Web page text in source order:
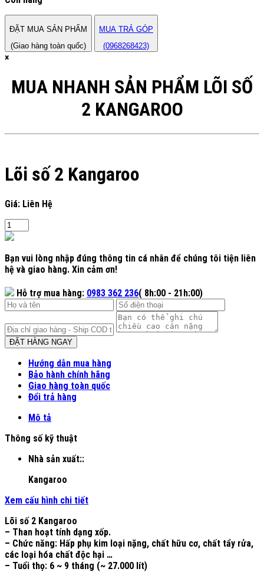
ĐẶT MUA SẢN PHẨM
(Giao hàng toàn quốc)
MUA TRẢ GÓP
(0968268423)
×
MUA NHANH SẢN PHẨM LÕI SỐ
2 KANGAROO
Lõi số 2 Kangaroo
Giá: Liên Hệ
Bạn vui lòng nhập đúng thông tin cá nhân để chúng tôi tiện liên
hệ và giao hàng. Xin cảm ơn!
Hỗ trợ mua hàng: 0983 362 236( 8h:00 - 21h:00)
ĐẶT HÀNG NGAY
Hướng dẫn mua hàng
Bảo hành chính hãng
Giao hàng toàn quốc
Đổi trả hàng
Mô tả
Thông số kỹ thuật
Nhà sản xuất::
Kangaroo
Xem cấu hình chi tiết
Lõi số 2 Kangaroo
– Than hoạt tính dạng xốp.
– Chức năng: Hấp phụ kim loại nặng, chất hữu cơ, chất tẩy rửa,
các loại hóa chất độc hại …
– Tuổi thọ: 6 ~ 9 tháng (~ 27.000 lít)